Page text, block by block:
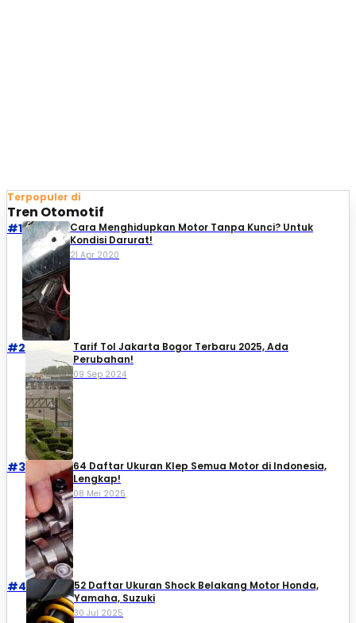
Terpopuler di
Tren Otomotif
#1
Cara Menghidupkan Motor Tanpa Kunci? Untuk
Kondisi Darurat!
21 Apr 2020
#2
Tarif Tol Jakarta Bogor Terbaru 2025, Ada
Perubahan!
09 Sep 2024
#3
64 Daftar Ukuran Klep Semua Motor di Indonesia,
Lengkap!
08 Mei 2025
#4
52 Daftar Ukuran Shock Belakang Motor Honda,
Yamaha, Suzuki​
30 Jul 2025